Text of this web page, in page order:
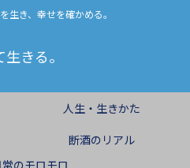
生き、幸せを確かめる。
きる。
人生・生きかた
断酒のリアル